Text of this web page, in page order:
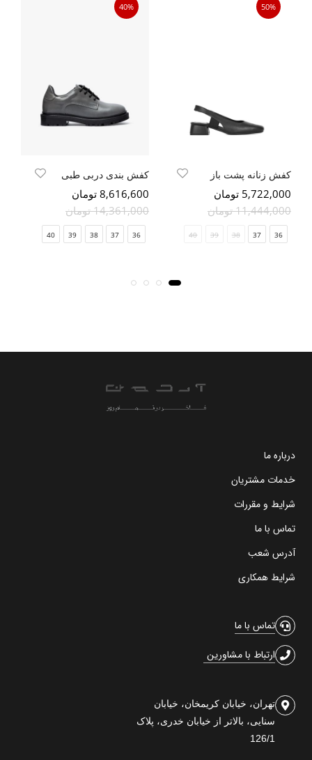
50%
کفش زنانه پشت باز
5,722,000 تومان
11,444,000 تومان
36
37
38
39
40
40%
کفش بندی دربی طبی
8,616,600 تومان
14,361,000 تومان
36
37
38
39
40
درباره ما
خدمات مشتریان
شرایط و مقررات
تماس با ما
آدرس شعب
شرایط همکاری
تماس با ما
ارتباط با مشاورین
تهران، خیابان کریمخان، خیابان
سنایی، بالاتر از خیابان خدری، پلاک
126/1